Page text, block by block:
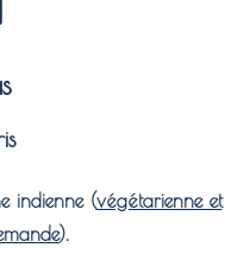
indienne (végétarienne et
).